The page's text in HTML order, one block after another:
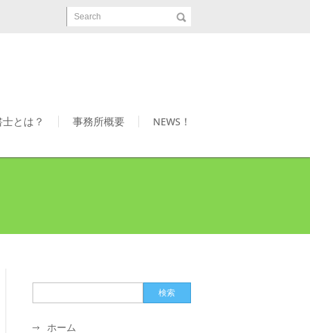
Search
とは？ 事務所概要 NEWS！
ホーム